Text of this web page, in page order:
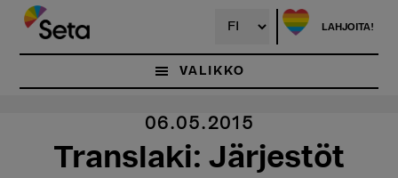
Hyppää
pääsisältöön
LAHJOITA!
VALIKKO
06.05.2015
Translaki: Järjestöt